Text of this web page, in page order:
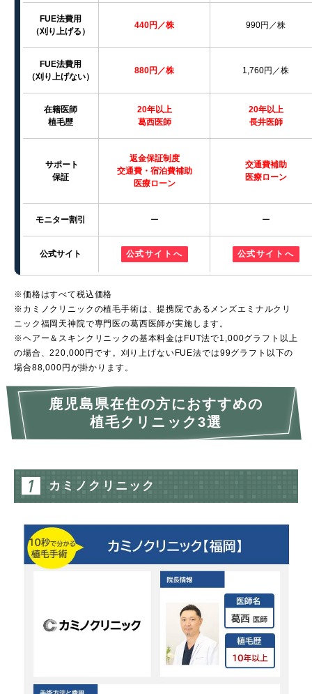
FUE法費用
（刈り上げる）
440円／株 990円／株
FUE法費用
（刈り上げない）
880円／株 1,760円／株
在籍医師
植毛歴
20年以上
葛西医師
20年以上
長井医師
サポート
保証
返金保証制度
交通費・宿泊費補助
医療ローン
交通費補助
医療ローン
モニター割引 ー ー
公式サイト 公式サイトへ 公式サイトへ
※価格はすべて税込価格
※カミノクリニックの植毛手術は、提携院であるメンズエミナルクリ
ニック福岡天神院で専門医の葛西医師が実施します。
※ヘアー＆スキンクリニックの基本料金はFUT法で1,000グラフト以上
の場合、220,000円です。刈り上げないFUE法では99グラフト以下の
場合88,000円が掛かります。
鹿児島県在住の方におすすめの
植毛クリニック3選
カミノクリニック